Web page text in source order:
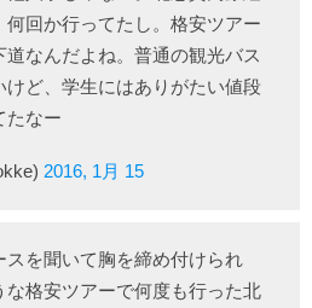
何回か行ってたし。格安ツアー
なんだよね。普通の観光バス
けど、学生にはありがたい値段
たなー
2016, 1月 15
を聞いて胸を締め付けられ
な格安ツアーで何度も行った北